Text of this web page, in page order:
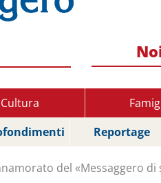
Cultura
Reportage
del «Messaggero di